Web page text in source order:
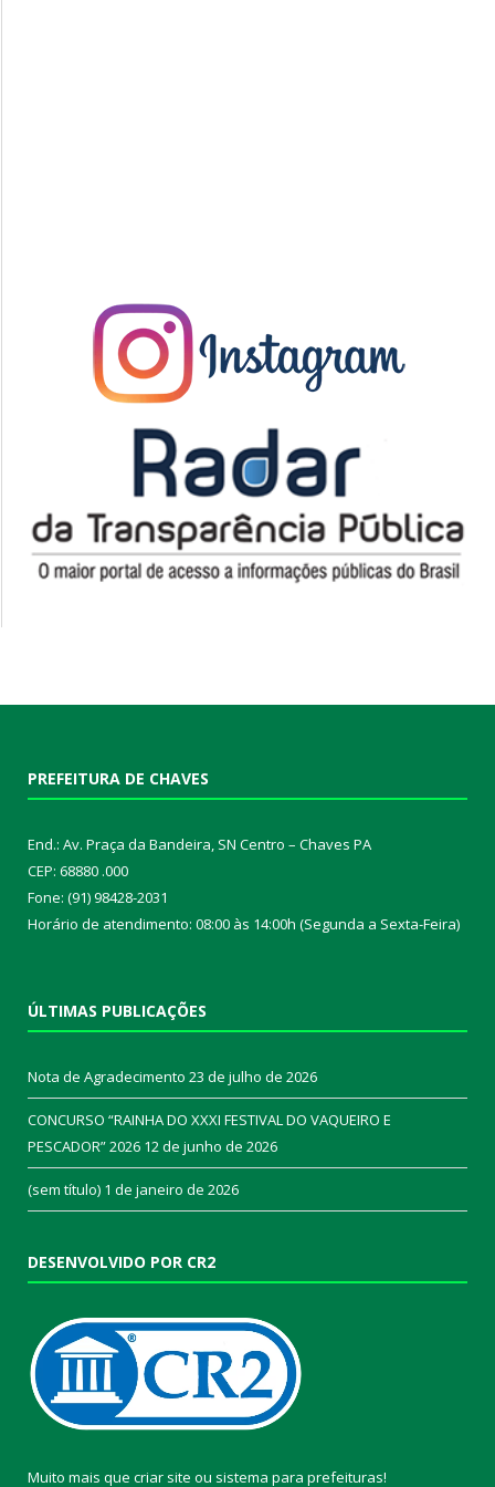
PREFEITURA DE CHAVES
End.: Av. Praça da Bandeira, SN Centro – Chaves PA
CEP: 68880 .000
Fone: (91) 98428-2031
Horário de atendimento: 08:00 às 14:00h (Segunda a Sexta-Feira)
ÚLTIMAS PUBLICAÇÕES
Nota de Agradecimento 23 de julho de 2026
CONCURSO “RAINHA DO XXXI FESTIVAL DO VAQUEIRO E
PESCADOR” 2026 12 de junho de 2026
(sem título) 1 de janeiro de 2026
DESENVOLVIDO POR CR2
Muito mais que criar site ou sistema para prefeituras!